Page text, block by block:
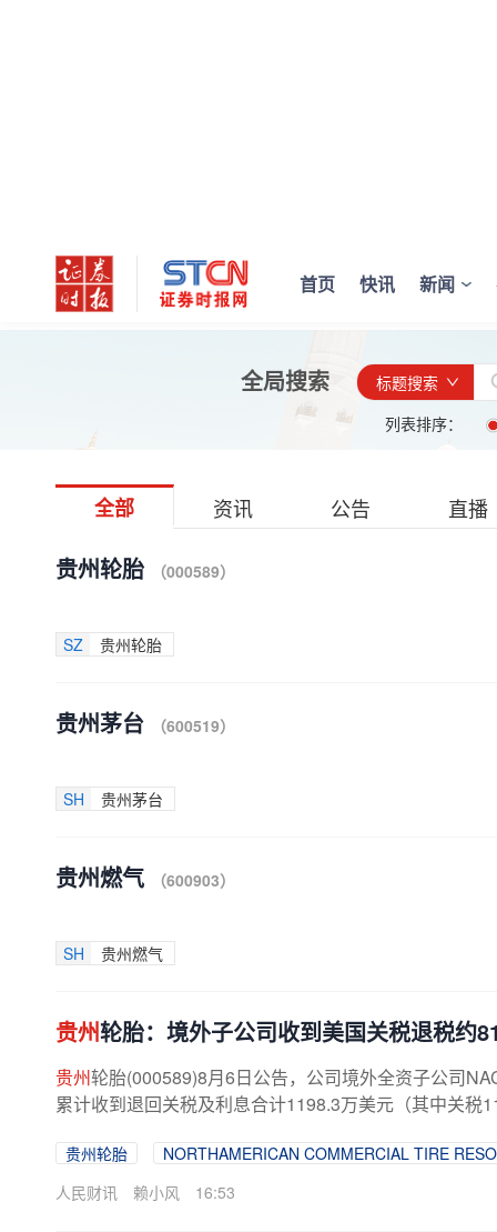
首页 快讯 新闻
全局搜索
标题搜索
列表排序：
全部 资讯 公告 直播
贵州轮胎 （000589）
SZ 贵州轮胎
贵州茅台 （600519）
SH 贵州茅台
贵州燃气 （600903）
SH 贵州燃气
贵州轮胎：境外子公司收到美国关税退税约
贵州轮胎(000589)8月6日公告，公司境外全资子公司
累计收到退回关税及利息合计1198.3万美元（其中关
贵州轮胎
NORTHAMERICAN COMMERCIAL TIRE
人民财讯
赖小风 16:53